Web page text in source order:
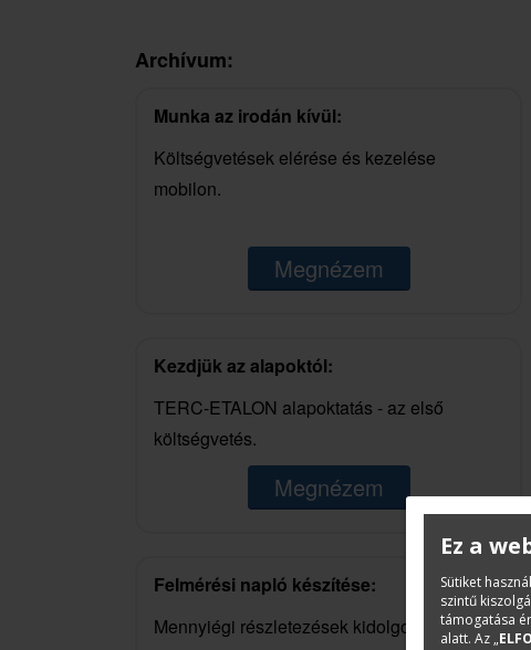
Archívum:
Munka az irodán kívül:
Költségvetések elérése és kezelése
mobilon.
Megnézem
Kezdjük az alapoktól:
TERC-ETALON alapoktatás - az első
költségvetés.
Megnézem
Felmérési napló készítése:
Mennyiégi részletezések kidolgozása.
Ez a
Sütiket
szintű
támogatása
alatt. Az „